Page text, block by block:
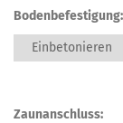
Bodenbefestigung:
Einbetonieren
Zaunanschluss: